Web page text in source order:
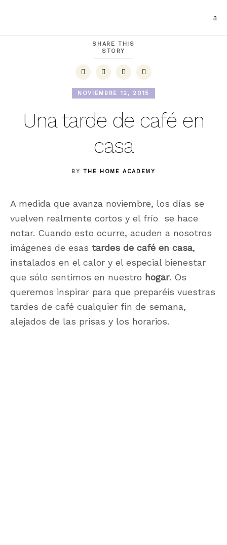
SHARE THIS
STORY
NOVIEMBRE 12, 2015
Una tarde de café en
casa
BYTHE HOME ACADEMY
A medida que avanza noviembre, los días se
vuelven realmente cortos y el frío se hace
notar. Cuando esto ocurre, acuden a nosotros
imágenes de esas tardes de café en casa,
instalados en el calor y el especial bienestar
que sólo sentimos en nuestro hogar. Os
queremos inspirar para que preparéis vuestras
tardes de café cualquier fin de semana,
alejados de las prisas y los horarios.